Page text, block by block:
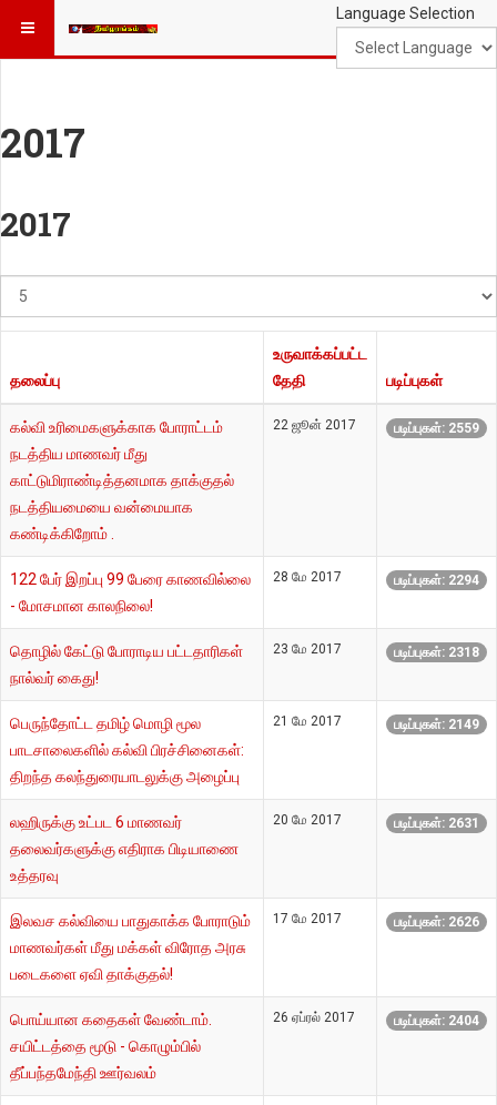
Language Selection
2017
2017
காட்டுக
தலைப்பு
உருவாக்கப்பட்ட
தேதி
படிப்புகள்
கல்வி உரிமைகளுக்காக போராட்டம்
நடத்திய மாணவர் மீது
காட்டுமிராண்டித்தனமாக தாக்குதல்
நடத்தியமையை வன்மையாக
கண்டிக்கிறோம் .
22 ஜூன் 2017 படிப்புகள்: 2559
122 பேர் இறப்பு 99 பேரை காணவில்லை
- மோசமான காலநிலை!
28 மே 2017 படிப்புகள்: 2294
தொழில் கேட்டு போராடிய பட்டதாரிகள்
நால்வர் கைது!
23 மே 2017 படிப்புகள்: 2318
பெருந்தோட்ட தமிழ் மொழி மூல
பாடசாலைகளில் கல்வி பிரச்சினைகள்:
திறந்த கலந்துரையாடலுக்கு அழைப்பு
21 மே 2017 படிப்புகள்: 2149
லஹிருக்கு உட்பட 6 மாணவர்
தலைவர்களுக்கு எதிராக பிடியாணை
உத்தரவு
20 மே 2017 படிப்புகள்: 2631
இலவச கல்வியை பாதுகாக்க போராடும்
மாணவர்கள் மீது மக்கள் விரோத அரசு
படைகளை ஏவி தாக்குதல்!
17 மே 2017 படிப்புகள்: 2626
பொய்யான கதைகள் வேண்டாம்.
சயிட்டத்தை மூடு - கொழும்பில்
தீப்பந்தமேந்தி ஊர்வலம்
26 ஏப்ரல் 2017 படிப்புகள்: 2404